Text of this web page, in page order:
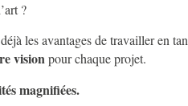
?
les avantages de travailler en
visionpour chaque projet.
magnifiées.